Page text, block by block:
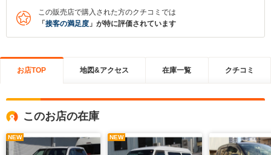
この販売店で購入された方のクチコミでは
「 接客の満足度 」が特に評価されています
お店TOP 地図&アクセス 在庫一覧 クチコミ
このお店の在庫
NEW NEW